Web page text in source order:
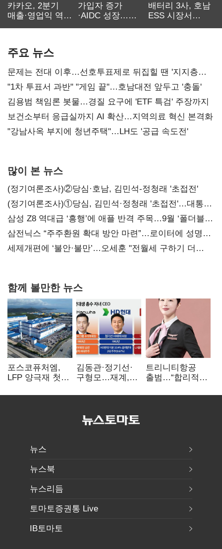
카카오, 2분기
매출·영업익 역대
가입자 증가
·AIDC 성장…
배터리 3사, 호남
ESS 시장서
주요 뉴스
문제는 전대 이후…선호투표제로 뒤집힐 땐 '지지층
불복'
"1차 투표서 과반" "게임 끝"…호남대전 앞두고 '충돌'
김용범 책임론 봇물…경질 요구에 'ETF 특검' 주장까지
보건소부터 응급실까지 AI 확산…지역의료 혁신 본격화
"강남사옥 부지에 청년주택"…LH도 '공급 속도전'
많이 본 뉴스
(정기여론조사)②당심·호남, 김민석-정청래 '초접전'
(정기여론조사)①당심, 김민석·정청래 '초접전'…대통령
지지도 '50% 아래로'(종합)
삼성 Z8 역대급 ‘흥행’에 애플 반격 주목…9월 ‘폴더블
대전’
삼전닉스 “주주환원 확대 방안 마련”…로이터에 성명
보내
세제개편에 ‘불안·불만’…오세훈 "전월세 구하기 더
함께 볼만한 뉴스
포스코퓨처엠,
LFP 양극재 첫
ESS 시장 공략
김동관·정기선·
구형모…재계,
전성시대
트리니티항공
출범…“합리적
서비스로 승부”
뉴스
뉴스북
뉴스리듬
토마토증권통 Live
IB토마토